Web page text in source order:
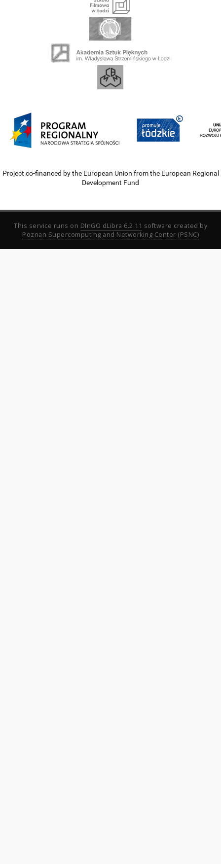
Project co-financed by the European Union from the European Regional
Development Fund
This service runs on DInGO dLibra 6.2.11 software created by
Poznan Supercomputing and Networking Center (PSNC)